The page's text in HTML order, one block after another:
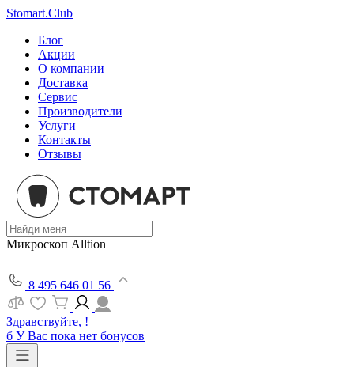
Stomart.Club
Блог
Акции
О компании
Доставка
Сервис
Производители
Услуги
Контакты
Отзывы
Микроскоп Alltion
8 495 646 01 56
Здравствуйте, !
б У Вас пока нет бонусов